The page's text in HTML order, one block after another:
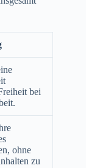
bei
ohne
zu